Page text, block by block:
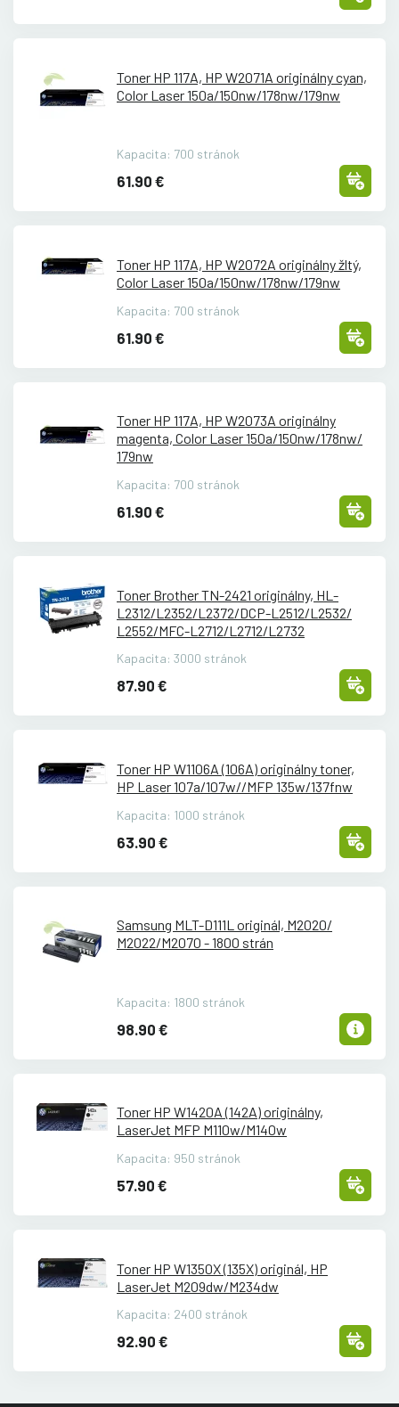
Toner HP 117A, HP W2071A originálny cyan,
Color Laser 150a/150nw/178nw/179nw
Kapacita: 700 stránok
61.90 €
Toner HP 117A, HP W2072A originálny žltý,
Color Laser 150a/150nw/178nw/179nw
Kapacita: 700 stránok
61.90 €
Toner HP 117A, HP W2073A originálny
magenta, Color Laser 150a/150nw/178nw/
179nw
Kapacita: 700 stránok
61.90 €
Toner Brother TN-2421 originálny, HL-
L2312/L2352/L2372/DCP-L2512/L2532/
L2552/MFC-L2712/L2712/L2732
Kapacita: 3000 stránok
87.90 €
Toner HP W1106A (106A) originálny toner,
HP Laser 107a/107w//MFP 135w/137fnw
Kapacita: 1000 stránok
63.90 €
Samsung MLT-D111L originál, M2020/
M2022/M2070 - 1800 strán
Kapacita: 1800 stránok
98.90 €
Toner HP W1420A (142A) originálny,
LaserJet MFP M110w/M140w
Kapacita: 950 stránok
57.90 €
Toner HP W1350X (135X) originál, HP
LaserJet M209dw/M234dw
Kapacita: 2400 stránok
92.90 €